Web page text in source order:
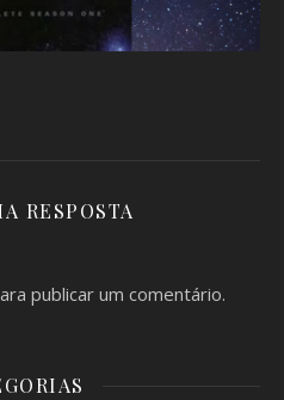
RESPOSTA
publicar um comentário.